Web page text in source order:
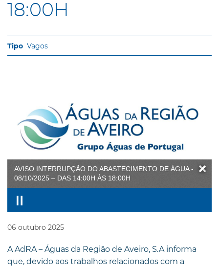
18:00H
Vagos
AVISO INTERRUPÇÃO DO ABASTECIMENTO DE ÁGUA -
08/10/2025 – DAS 14:00H ÀS 18:00H
06 outubro 2025
A AdRA – Águas da Região de Aveiro, S.A informa
que, devido aos trabalhos relacionados com a